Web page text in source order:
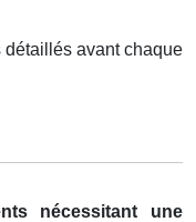
avant chaque
nécessitant une